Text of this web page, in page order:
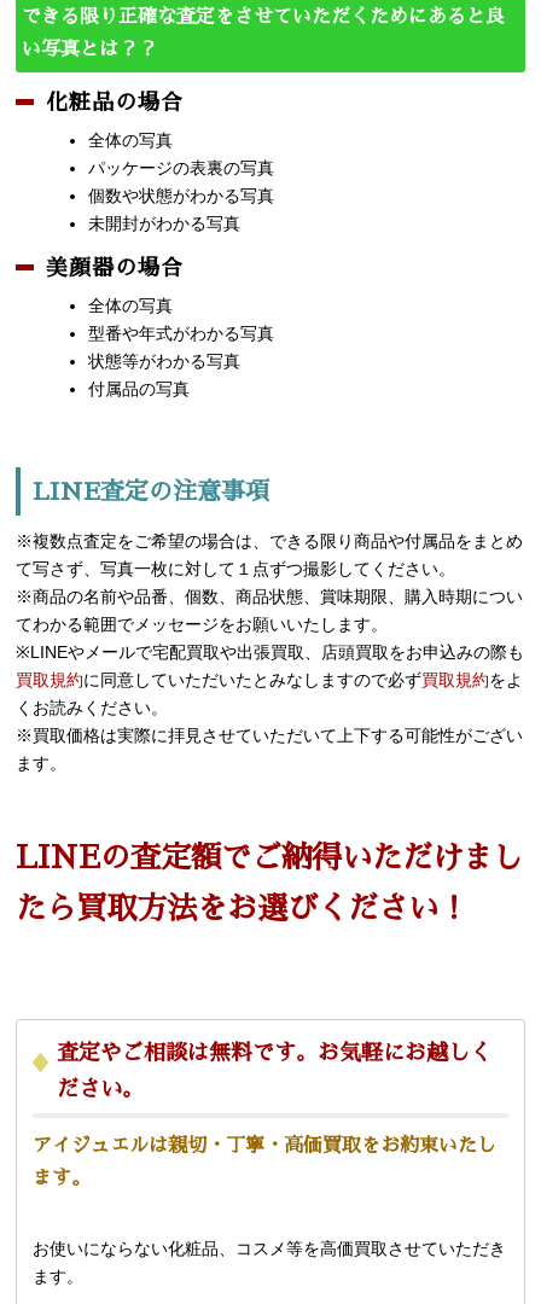
できる限り正確な査定をさせていただくためにあると良
い写真とは？？
化粧品の場合
全体の写真
パッケージの表裏の写真
個数や状態がわかる写真
未開封がわかる写真
美顔器の場合
全体の写真
型番や年式がわかる写真
状態等がわかる写真
付属品の写真
LINE査定の注意事項
※複数点査定をご希望の場合は、できる限り商品や付属品をまとめ
て写さず、写真一枚に対して１点ずつ撮影してください。
※商品の名前や品番、個数、商品状態、賞味期限、購入時期につい
てわかる範囲でメッセージをお願いいたします。
※LINEやメールで宅配買取や出張買取、店頭買取をお申込みの際も
買取規約に同意していただいたとみなしますので必ず買取規約をよ
くお読みください。
※買取価格は実際に拝見させていただいて上下する可能性がござい
ます。
LINEの査定額でご納得いただけまし
たら 買取方法をお選びください！
査定やご相談は無料です。お気軽にお越しく
ださい。
アイジュエルは親切・丁寧・高価買取をお約束いたし
ます。
お使いにならない化粧品、コスメ等を高価買取させていただき
ます。